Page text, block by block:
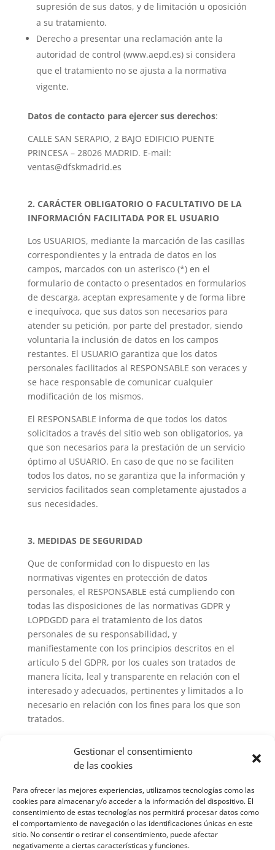
Gestionar el consentimiento
de las cookies
Para ofrecer las mejores experiencias, utilizamos tecnologías como las
cookies para almacenar y/o acceder a la información del dispositivo. El
consentimiento de estas tecnologías nos permitirá procesar datos como
el comportamiento de navegación o las identificaciones únicas en este
sitio. No consentir o retirar el consentimiento, puede afectar
negativamente a ciertas características y funciones.
supresión de sus datos, y de limitación u oposición
a su tratamiento.
Derecho a presentar una reclamación ante la
autoridad de control (www.aepd.es) si considera
que el tratamiento no se ajusta a la normativa
vigente.
Datos de contacto para ejercer sus derechos:
CALLE SAN SERAPIO, 2 BAJO EDIFICIO PUENTE
PRINCESA – 28026 MADRID. E-mail:
ventas@dfskmadrid.es
2. CARÁCTER OBLIGATORIO O FACULTATIVO DE LA
INFORMACIÓN FACILITADA POR EL USUARIO
Los USUARIOS, mediante la marcación de las casillas
correspondientes y la entrada de datos en los
campos, marcados con un asterisco (*) en el
formulario de contacto o presentados en formularios
de descarga, aceptan expresamente y de forma libre
e inequívoca, que sus datos son necesarios para
atender su petición, por parte del prestador, siendo
voluntaria la inclusión de datos en los campos
restantes. El USUARIO garantiza que los datos
personales facilitados al RESPONSABLE son veraces y
se hace responsable de comunicar cualquier
modificación de los mismos.
El RESPONSABLE informa de que todos los datos
solicitados a través del sitio web son obligatorios, ya
que son necesarios para la prestación de un servicio
óptimo al USUARIO. En caso de que no se faciliten
todos los datos, no se garantiza que la información y
servicios facilitados sean completamente ajustados a
sus necesidades.
3. MEDIDAS DE SEGURIDAD
Que de conformidad con lo dispuesto en las
normativas vigentes en protección de datos
personales, el RESPONSABLE está cumpliendo con
todas las disposiciones de las normativas GDPR y
LOPDGDD para el tratamiento de los datos
personales de su responsabilidad, y
manifiestamente con los principios descritos en el
artículo 5 del GDPR, por los cuales son tratados de
manera lícita, leal y transparente en relación con el
interesado y adecuados, pertinentes y limitados a lo
necesario en relación con los fines para los que son
tratados.
políticas técnicas y organizativas apropiadas para
aplicar las medidas de seguridad que establecen el
derechos y libertades de los USUARIOS y les ha
comunicado la información adecuada para que
puedan ejercerlos.